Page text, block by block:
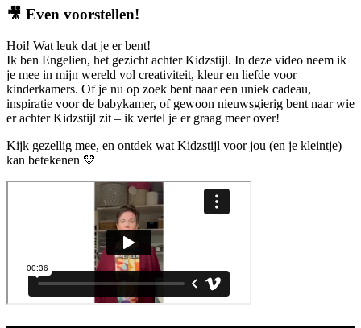
🎥 Even voorstellen!
Hoi! Wat leuk dat je er bent!
Ik ben Engelien, het gezicht achter Kidzstijl. In deze video neem ik
je mee in mijn wereld vol creativiteit, kleur en liefde voor
kinderkamers. Of je nu op zoek bent naar een uniek cadeau,
inspiratie voor de babykamer, of gewoon nieuwsgierig bent naar wie
er achter Kidzstijl zit – ik vertel je er graag meer over!
Kijk gezellig mee, en ontdek wat Kidzstijl voor jou (en je kleintje)
kan betekenen 💛